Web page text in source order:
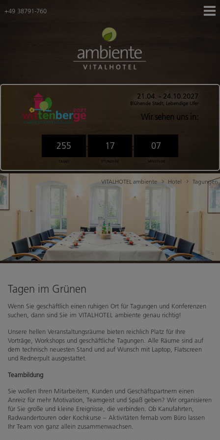
+49 38791-760
Navigation
überspringen
Karriere
Ihr Weg zu uns
Downloadbereich
Ringhotels
Gesamtübersicht
Wohlfühlprogramm im August
Wohlfühlprogramm im September
Öffnungszeiten
Speisekarte
Kulinarischer Kalender
Pub Fairway19
basenfasten & Yoga
Unser basenfasten Team
21.04. - 24.10.2027
Blühende Stadt, Lebendige Ufer
Wir sehen uns in:
255
TAG(E)
: 17
STUNDE(N)
: 07
MINUTE(N)
VITALHOTEL ambiente Hotel Tagungen
Tagen im Grünen
Wenn Sie geschäftlich einen ruhigen Ort für Tagungen und Konferenzen
suchen, dann sind Sie im VITALHOTEL ambiente genau richtig!
Unsere hellen Veranstaltungsräume bieten reichlich Platz für Ihre
Vorträge, Workshops und geschäftliche Tagungen. Alle Räume sind auf
dem technisch neuesten Stand und auf Wunsch mit Laptop, Flatscreen
und Rednerpult ausgestattet.
Teambildung
Sie wollen Ihren Mitarbeitern, Kunden und Geschäftspartnern einen
Anreiz für mehr Motivation, Teamgeist und Spaß geben? Wir organisieren
für Sie große und kleine Ereignisse, die verbinden. Ob Kanufahrten,
Radwandertouren oder Kochkurse – Aktivitäten fernab vom Büro lassen
Ihr Team von ganz allein zusammenwachsen.